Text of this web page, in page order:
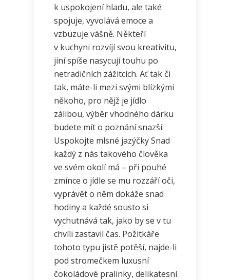
k uspokojení hladu, ale také
spojuje, vyvolává emoce a
vzbuzuje vášně. Někteří
v kuchyni rozvíjí svou kreativitu,
jiní spíše nasycují touhu po
netradičních zážitcích. Ať tak či
tak, máte-li mezi svými blízkými
někoho, pro nějž je jídlo
zálibou, výběr vhodného dárku
budete mít o poznání snazší.
Uspokojte mlsné jazýčky Snad
každý z nás takového člověka
ve svém okolí má – při pouhé
zmínce o jídle se mu rozzáří oči,
vyprávět o něm dokáže snad
hodiny a každé sousto si
vychutnává tak, jako by se v tu
chvíli zastavil čas. Požitkáře
tohoto typu jistě potěší, najde-li
pod stromečkem luxusní
čokoládové pralinky, delikatesní